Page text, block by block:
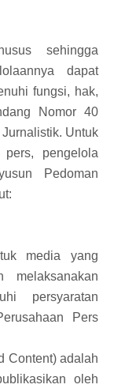
sehingga
dapat
fungsi, hak,
Nomor 40
Untuk
pengelola
Pedoman
media yang
melaksanakan
persyaratan
Pers
Content) adalah
oleh